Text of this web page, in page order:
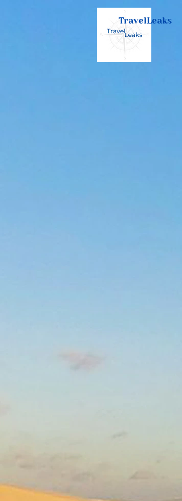
TravelLeaks